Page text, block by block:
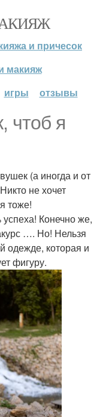
и причесок
макияж
игры отзывы
чтоб я
(а иногда и от
не хочет
тоже!
успеха! Конечно же,
…. Но! Нельзя
одежде, которая и
фигуру.